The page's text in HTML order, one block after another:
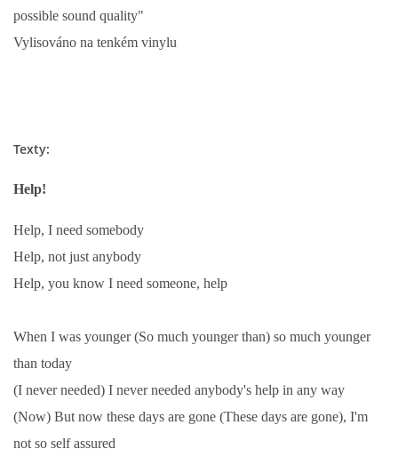
RINGO STARR - ALBA
FILMY
KNIHY O BEATLES
KALENDÁŘ 1960-62
KALENDÁŘ 1963-64
possible sound quality"
Vylisováno na tenkém vinylu
Texty:
Help!
Help, I need somebody
Help, not just anybody
Help, you know I need someone, help
When I was younger (So much younger than) so much younger
than today
(I never needed) I never needed anybody's help in any way
(Now) But now these days are gone (These days are gone), I'm
not so self assured